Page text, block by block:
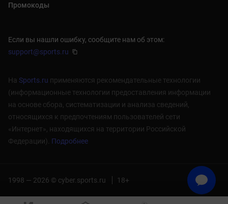
Промокоды
Если вы нашли ошибку, сообщите нам об этом:
support@sports.ru
На Sports.ru применяются рекомендательные технологии
(информационные технологии предоставления информации
на основе сбора, систематизации и анализа сведений,
относящихся к предпочтениям пользователей сети
«Интернет», находящихся на территории Российской
Федерации). Подробнее
1998 — 2026 © cyber.sports.ru 18+